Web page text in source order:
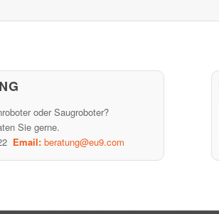
oder Saugroboter?
Sie gerne.
Email: beratung@eu9.com